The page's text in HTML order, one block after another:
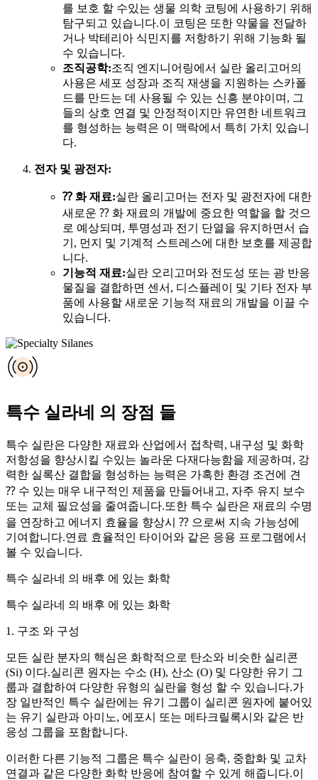
를 보호 할 수있는 생물 의학 코팅에 사용하기 위해
탐구되고 있습니다.이 코팅은 또한 약물을 전달하
거나 박테리아 식민지를 저항하기 위해 기능화 될
수 있습니다.
조직공학:조직 엔지니어링에서 실란 올리고머의
사용은 세포 성장과 조직 재생을 지원하는 스카폴
드를 만드는 데 사용될 수 있는 신흥 분야이며, 그
들의 상호 연결 및 안정적이지만 유연한 네트워크
를 형성하는 능력은 이 맥락에서 특히 가치 있습니
다.
전자 및 광전자:
⁇ 화 재료:실란 올리고머는 전자 및 광전자에 대한
새로운 ⁇ 화 재료의 개발에 중요한 역할을 할 것으
로 예상되며, 투명성과 전기 단열을 유지하면서 습
기, 먼지 및 기계적 스트레스에 대한 보호를 제공합
니다.
기능적 재료:실란 오리고머와 전도성 또는 광 반응
물질을 결합하면 센서, 디스플레이 및 기타 전자 부
품에 사용할 새로운 기능적 재료의 개발을 이끌 수
있습니다.
특수 실라네 의 장점 들
특수 실란은 다양한 재료와 산업에서 접착력, 내구성 및 화학
저항성을 향상시킬 수있는 놀라운 다재다능함을 제공하며, 강
력한 실록산 결합을 형성하는 능력은 가혹한 환경 조건에 견
⁇ 수 있는 매우 내구적인 제품을 만들어내고, 자주 유지 보수
또는 교체 필요성을 줄여줍니다.또한 특수 실란은 재료의 수명
을 연장하고 에너지 효율을 향상시 ⁇ 으로써 지속 가능성에
기여합니다.연료 효율적인 타이어와 같은 응용 프로그램에서
볼 수 있습니다.
특수 실라네 의 배후 에 있는 화학
특수 실라네 의 배후 에 있는 화학
1. 구조 와 구성
모든 실란 분자의 핵심은 화학적으로 탄소와 비슷한 실리콘
(Si) 이다.실리콘 원자는 수소 (H), 산소 (O) 및 다양한 유기 그
룹과 결합하여 다양한 유형의 실란을 형성 할 수 있습니다.가
장 일반적인 특수 실란에는 유기 그룹이 실리콘 원자에 붙어있
는 유기 실란과 아미노, 에포시 또는 메타크릴록시와 같은 반
응성 그룹을 포함합니다.
이러한 다른 기능적 그룹은 특수 실란이 응축, 중합화 및 교차
연결과 같은 다양한 화학 반응에 참여할 수 있게 해줍니다.이